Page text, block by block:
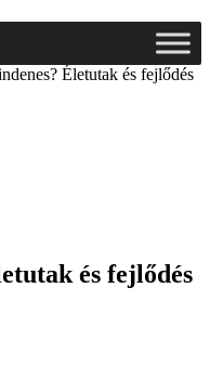
Életutak és fejlődés
és fejlődés